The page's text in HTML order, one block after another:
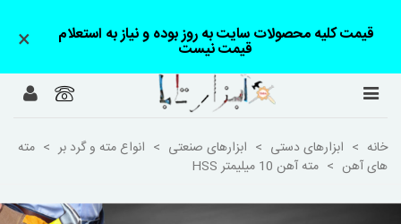
قیمت کلیه محصولات سایت به روز بوده و نیاز به استعلام
قیمت نیست ×
خانه > ابزارهای دستی > ابزارهای صنعتی > انواع مته و گرد بر > مته
های آهن > مته آهن 10 میلیمتر HSS